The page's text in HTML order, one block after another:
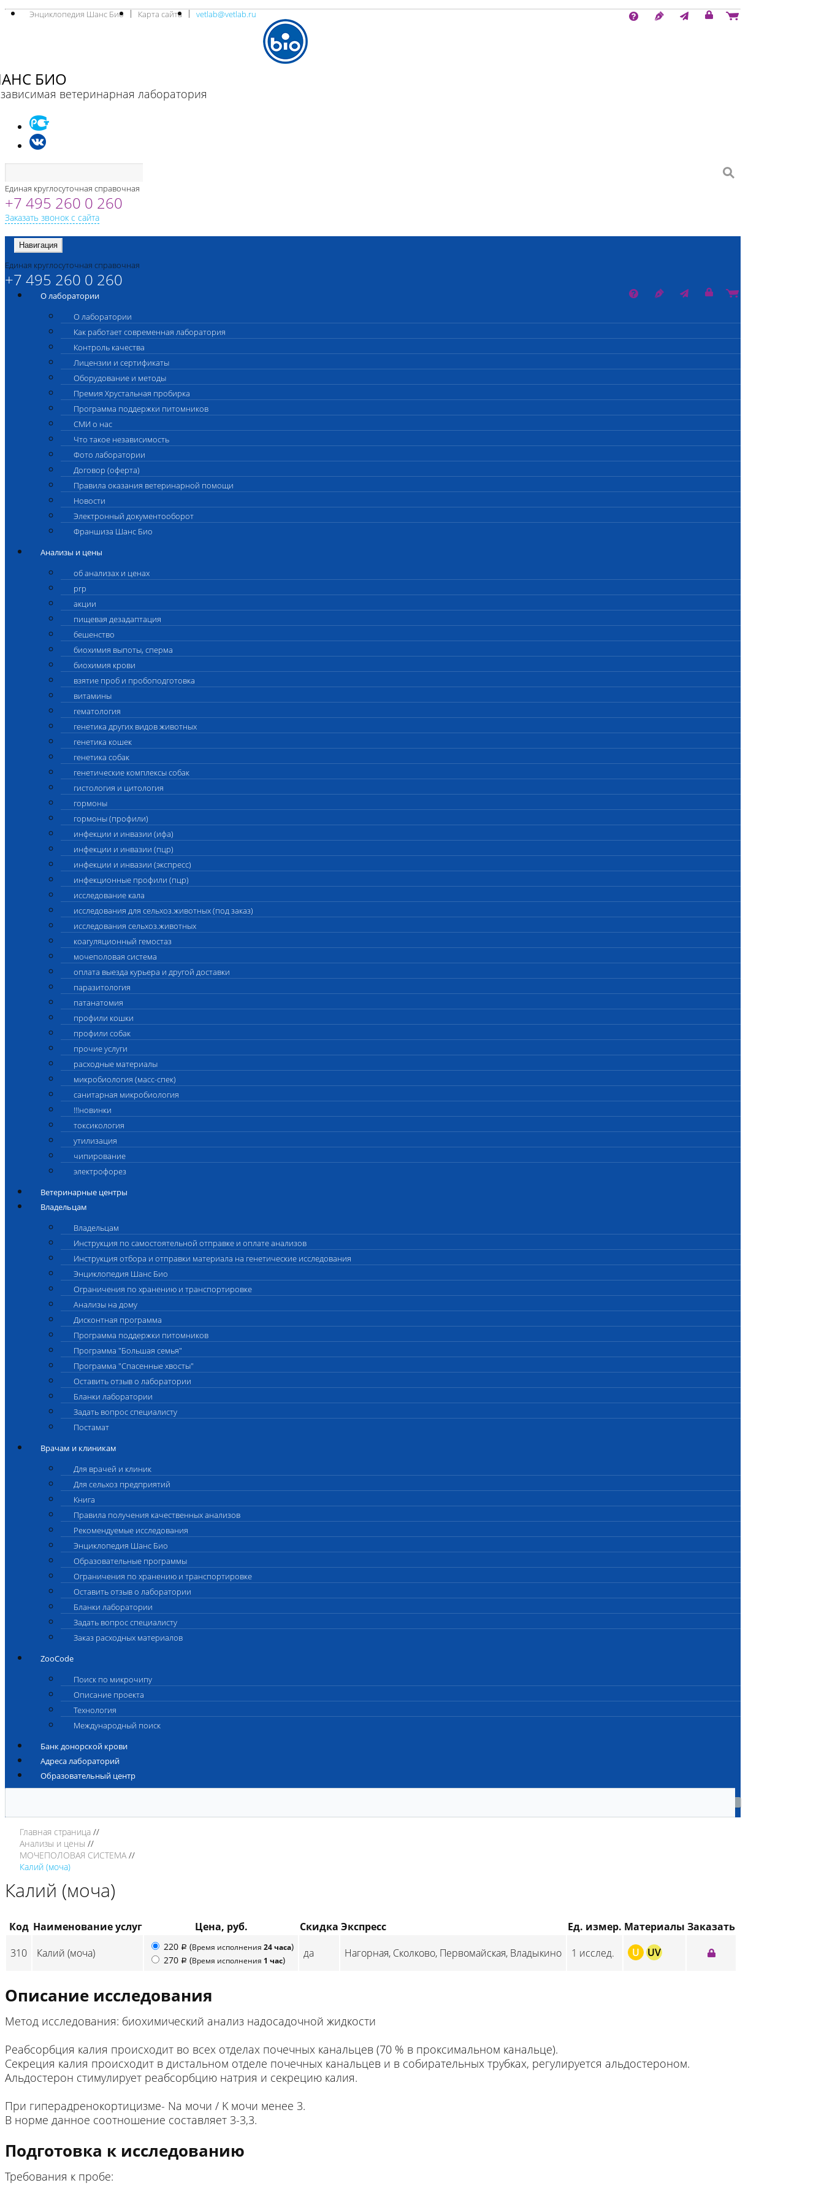
Энциклопедия Шанс Био Карта сайта vetlab@vetlab.ru
БИО
ветеринарная лаборатория
Единая круглосуточная справочная
+7 495 260 0 260
Заказать звонок с сайта
Навигация
Единая круглосуточная справочная
+7 495 260 0 260
О лаборатории
О лаборатории
Как работает современная лаборатория
Контроль качества
Лицензии и сертификаты
Оборудование и методы
Премия Хрустальная пробирка
Программа поддержки питомников
СМИ о нас
Что такое независимость
Фото лаборатории
Договор (оферта)
Правила оказания ветеринарной помощи
Новости
Электронный документооборот
Франшиза Шанс Био
Анализы и цены
об анализах и ценах
prp
акции
пищевая дезадаптация
бешенство
биохимия выпоты, сперма
биохимия крови
взятие проб и пробоподготовка
витамины
гематология
генетика других видов животных
генетика кошек
генетика собак
генетические комплексы собак
гистология и цитология
гормоны
гормоны (профили)
инфекции и инвазии (ифа)
инфекции и инвазии (пцр)
инфекции и инвазии (экспресс)
инфекционные профили (пцр)
исследование кала
исследования для сельхоз.животных (под заказ)
исследования сельхоз.животных
коагуляционный гемостаз
мочеполовая система
оплата выезда курьера и другой доставки
паразитология
патанатомия
профили кошки
профили собак
прочие услуги
расходные материалы
микробиология (масс-спек)
санитарная микробиология
!!!новинки
токсикология
утилизация
чипирование
электрофорез
Ветеринарные центры
Владельцам
Владельцам
Инструкция по самостоятельной отправке и оплате анализов
Инструкция отбора и отправки материала на генетические исследования
Энциклопедия Шанс Био
Ограничения по хранению и транспортировке
Анализы на дому
Дисконтная программа
Программа поддержки питомников
Программа "Большая семья"
Программа "Спасенные хвосты"
Оставить отзыв о лаборатории
Бланки лаборатории
Задать вопрос специалисту
Постамат
Врачам и клиникам
Для врачей и клиник
Для сельхоз предприятий
Книга
Правила получения качественных анализов
Рекомендуемые исследования
Энциклопедия Шанс Био
Образовательные программы
Ограничения по хранению и транспортировке
Оставить отзыв о лаборатории
Бланки лаборатории
Задать вопрос специалисту
Заказ расходных материалов
ZooCode
Поиск по микрочипу
Описание проекта
Технология
Международный поиск
Банк донорской крови
Адреса лабораторий
Образовательный центр
Главная страница
Анализы и цены
МОЧЕПОЛОВАЯ СИСТЕМА
Калий (моча)
Калий (моча)
Код Наименование услуг Цена, руб. Скидка Экспресс Ед. измер. Материалы Заказать
310
Калий (моча) 220 p (Время исполнения 24 часа)
270 p (Время исполнения 1 час)
да Нагорная, Сколково, Первомайская, Владыкино 1 исслед. U UV
Описание исследования
Метод исследования: биохимический анализ надосадочной жидкости
Реабсорбция калия происходит во всех отделах почечных канальцев (70 % в проксимальном канальце).
Секреция калия происходит в дистальном отделе почечных канальцев и в собирательных трубках, регулируется альдостероном.
Альдостерон стимулирует реабсорбцию натрия и секрецию калия.
При гиперадренокортицизме- Na мочи / K мочи менее 3.
В норме данное соотношение составляет 3-3,3.
Подготовка к исследованию
Требования к пробе: